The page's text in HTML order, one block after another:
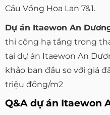
Cầu Vồng Hoa Lan 7&1.
Dự án Itaewon An
thi công hạ tầng trong
tại dự án Itaewon An
khảo ban đầu so với giá
triệu đồng/m2
Q&A dự án Itaewon